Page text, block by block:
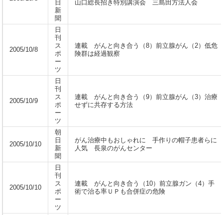
日
新
聞
山口総長招き特別講演会 三島田方法人会
2005/10/8
日
刊
ス
ポ
ー
ツ
連載 がんと向き合う（8）前立腺がん（2）低危
険群は経過観察
2005/10/9
日
刊
ス
ポ
ー
ツ
連載 がんと向き合う（9）前立腺がん（3）治療
せずに共存する方法
2005/10/10
朝
日
新
聞
がん治療中もおしゃれに 手作りの帽子患者らに
人気 長泉のがんセンター
2005/10/10
日
刊
ス
ポ
ー
ツ
連載 がんと向き合う（10）前立腺ガン（4）手
術で治る率ＵＰも合併症の危険